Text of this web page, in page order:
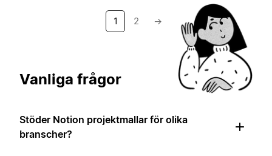
1 2 →
Vanliga frågor
Stöder Notion projektmallar för olika
branscher?